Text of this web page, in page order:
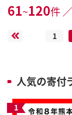
61~120件
1
人気の寄付